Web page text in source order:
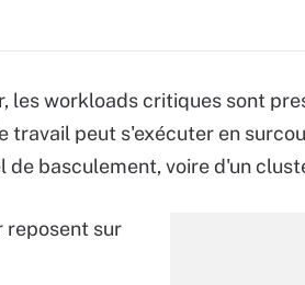
les workloads critiques sont
travail peut s'exécuter en
basculement, voire d'un
reposent sur